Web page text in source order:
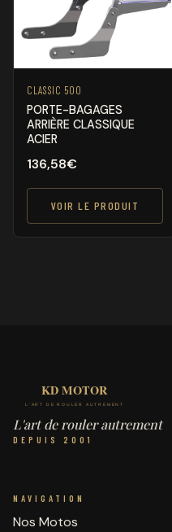
CLASSIC 500
PORTE-BAGAGES
ARRIÈRE CLASSIQUE
ACIER
136,58€
VOIR LE PRODUIT
L'art de rouler autrement
DEPUIS 2001
NAVIGATION
Nos Motos